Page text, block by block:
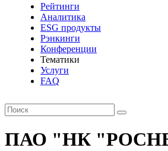
Рейтинги
Аналитика
ESG продукты
Рэнкинги
Конференции
Тематики
Услуги
FAQ
ПАО "НК